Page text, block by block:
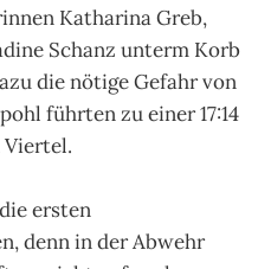
Katharina Greb,
Schanz unterm Korb
die nötige Gefahr von
führten zu einer 17:14
Viertel.
ersten
denn in der Abwehr